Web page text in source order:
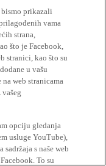
prikazali
vama
strana,
što je Facebook,
stranici, kao što su
u vašu
web stranicama
opciju gledanja
usluge YouTube),
s naše web
To su